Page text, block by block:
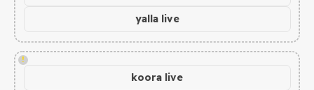
yalla live
!
koora live